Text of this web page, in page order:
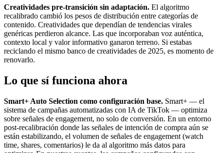
Creatividades pre-transición sin adaptación. El algoritmo
recalibrado cambió los pesos de distribución entre categorías de
contenido. Creatividades que dependían de tendencias virales
genéricas perdieron alcance. Las que incorporaban voz auténtica,
contexto local y valor informativo ganaron terreno. Si estabas
reciclando el mismo banco de creatividades de 2025, es momento de
renovarlo.
Lo que sí funciona ahora
Smart+ Auto Selection como configuración base. Smart+ — el
sistema de campañas automatizadas con IA de TikTok — optimiza
sobre señales de engagement, no solo de conversión. En un entorno
post-recalibración donde las señales de intención de compra aún se
están estabilizando, el volumen de señales de engagement (watch
time, shares, comentarios) le da al algoritmo más datos para